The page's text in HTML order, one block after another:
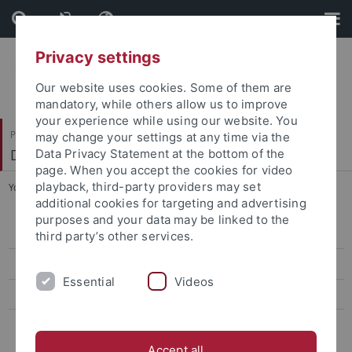
Skip
to
content
Skip
to
footer
Philosophische Fakultät
Deutsches Seminar
You are here: Startseite ... Linguistik
Aktuelles
Studium
Privacy settings
Our website uses cookies. Some of them are
mandatory, while others allow us to improve
your experience while using our website. You
may change your settings at any time via the
Data Privacy Statement at the bottom of the
page. When you accept the cookies for video
playback, third-party providers may set
additional cookies for targeting and advertising
purposes and your data may be linked to the
third party’s other services.
Essential Videos